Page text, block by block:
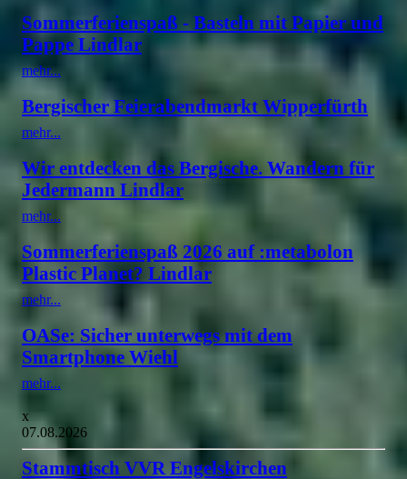
Sommerferienspaß - Basteln mit Papier und
Pappe Lindlar
mehr...
Bergischer Feierabendmarkt Wipperfürth
mehr...
Wir entdecken das Bergische. Wandern für
Jedermann Lindlar
mehr...
Sommerferienspaß 2026 auf :metabolon
Plastic Planet? Lindlar
mehr...
OASe: Sicher unterwegs mit dem
Smartphone Wiehl
mehr...
x
07.08.2026
Stammtisch VVR Engelskirchen